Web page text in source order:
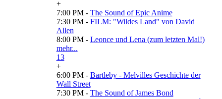
+
7:00 PM - The Sound of Epic Anime
7:30 PM - FILM: "Wildes Land" von David
Allen
8:00 PM - Leonce und Lena (zum letzten Mal!)
mehr...
13
+
6:00 PM - Bartleby - Melvilles Geschichte der
Wall Street
7:30 PM - The Sound of James Bond